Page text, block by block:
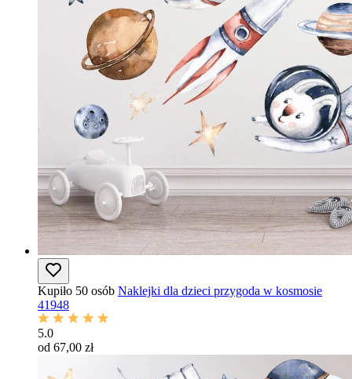
Kupiło 50 osób Naklejki dla dzieci przygoda w kosmosie
41948
5.0
od 67,00 zł